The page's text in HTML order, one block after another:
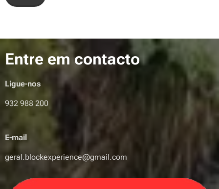
Entre em contacto
Ligue-nos
932 988 200
E-mail
geral.blockexperience@gmail.com